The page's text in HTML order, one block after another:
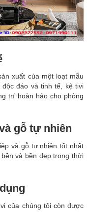
xuất của một loạt mẫu
đáo và tinh tế, kệ tivi
trí hoàn hảo cho phòng
gỗ tự nhiên
và gỗ tự nhiên tốt nhất
và bền đẹp trong thời
của chúng tôi còn được